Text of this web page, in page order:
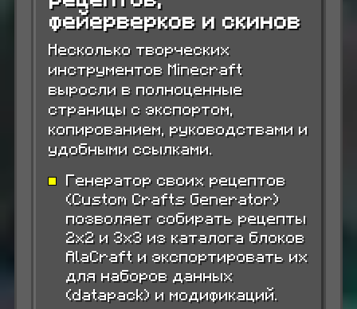
фейерверков и скинов
Несколько творческих
инструментов Minecraft
выросли в полноценные
страницы с экспортом,
копированием, руководствами и
удобными ссылками.
Генератор своих рецептов
(Custom Crafts Generator)
позволяет собирать рецепты
2x2 и 3x3 из каталога блоков
AlaCraft и экспортировать их
для наборов данных
(datapack) и модификаций.